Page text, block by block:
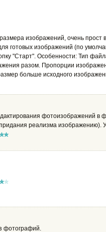
изображений, очень прост
готовых изображений (по
"Старт". Особенности: Тип
разом. Пропорции
больше исходного
фотоизображений в
реализма изображению).
фотографий.